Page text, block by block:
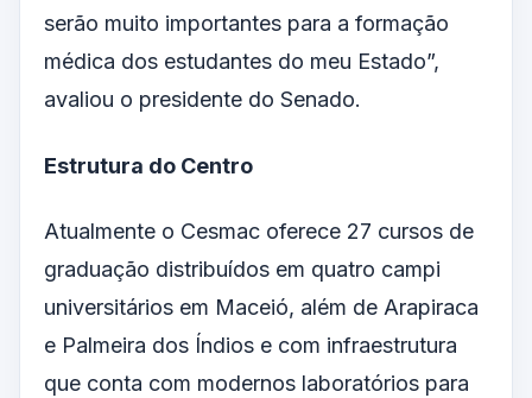
serão muito importantes para a formação
médica dos estudantes do meu Estado”,
avaliou o presidente do Senado.
Estrutura do Centro
Atualmente o Cesmac oferece 27 cursos de
graduação distribuídos em quatro campi
universitários em Maceió, além de Arapiraca
e Palmeira dos Índios e com infraestrutura
que conta com modernos laboratórios para